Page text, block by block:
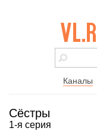
vl.ru -
города
Каналы
Сёстры
1-я серия